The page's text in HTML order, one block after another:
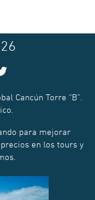
Cancún Torre “B”.
para mejorar
en los tours y